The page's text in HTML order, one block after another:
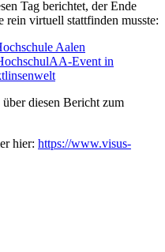
Tag berichtet, der Ende
virtuell stattfinden musste:
Aalen
Event in
diesen Bericht zum
hier: https://www.visus-